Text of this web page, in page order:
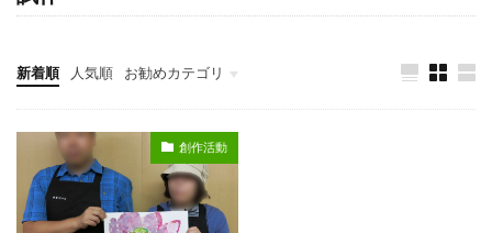
新着順 人気順 お勧めカテゴリ
旅行
農作業
創作活動
外出プログラム
創作活動